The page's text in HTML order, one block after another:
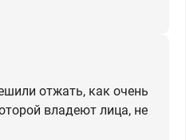
отжать, как очень
владеют лица, не